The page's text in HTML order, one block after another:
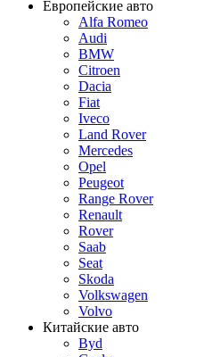
Европейские авто
Alfa Romeo
Audi
BMW
Citroen
Dacia
Fiat
Iveco
Land Rover
Mercedes
Opel
Peugeot
Range Rover
Renault
Rover
Saab
Seat
Skoda
Volkswagen
Volvo
Китайские авто
Byd